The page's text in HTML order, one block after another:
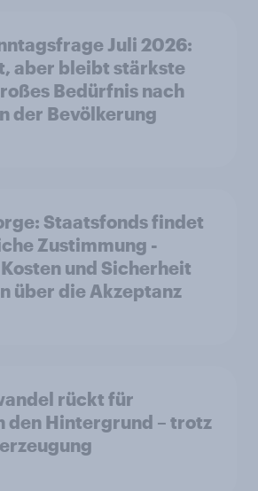
Juli 2026:
aber bleibt stärkste
Bedürfnis nach
der Bevölkerung
Staatsfonds findet
Zustimmung -
und Sicherheit
über die Akzeptanz
rückt für
den Hintergrund – trotz